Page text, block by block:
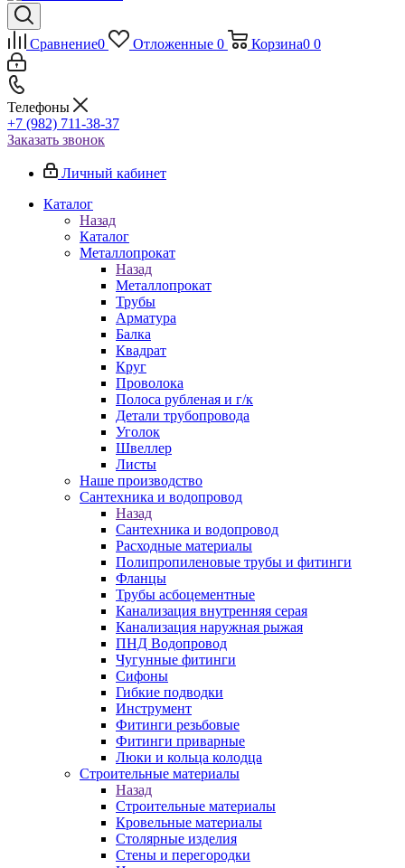
Сравнение0 Отложенные 0 Корзина0 0
Телефоны
+7 (982) 711-38-37
Заказать звонок
Личный кабинет
Каталог
Назад
Каталог
Металлопрокат
Назад
Металлопрокат
Трубы
Арматура
Балка
Квадрат
Круг
Проволока
Полоса рубленая и г/к
Детали трубопровода
Уголок
Швеллер
Листы
Наше производство
Сантехника и водопровод
Назад
Сантехника и водопровод
Расходные материалы
Полипропиленовые трубы и фитинги
Фланцы
Трубы асбоцементные
Канализация внутренняя серая
Канализация наружная рыжая
ПНД Водопровод
Чугунные фитинги
Сифоны
Гибкие подводки
Инструмент
Фитинги резьбовые
Фитинги приварные
Люки и кольца колодца
Строительные материалы
Назад
Строительные материалы
Кровельные материалы
Столярные изделия
Стены и перегородки